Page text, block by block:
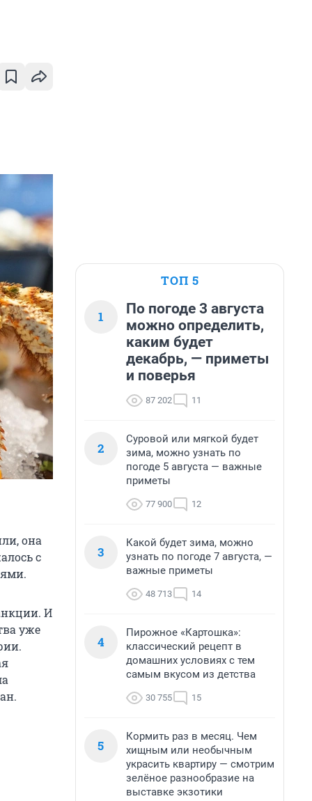
она
с
И
уже
ТОП 5
1
По погоде 3 августа
можно определить,
каким будет
декабрь, — приметы
и поверья
87 202 11
2
Суровой или мягкой будет
зима, можно узнать по
погоде 5 августа — важные
приметы
77 900 12
3
Какой будет зима, можно
узнать по погоде 7 августа, —
важные приметы
48 713 14
4
Пирожное «Картошка»:
классический рецепт в
домашних условиях с тем
самым вкусом из детства
30 755 15
5
Кормить раз в месяц. Чем
хищным или необычным
украсить квартиру — смотрим
зелёное разнообразие на
выставке экзотики